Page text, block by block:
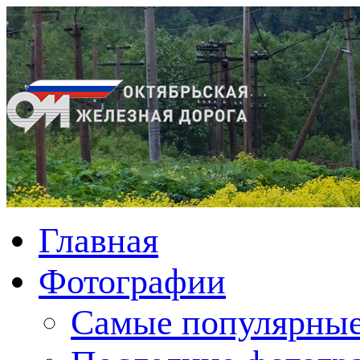
Главная
Фотографии
Cамые